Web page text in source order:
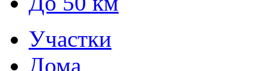
Участки
Дома